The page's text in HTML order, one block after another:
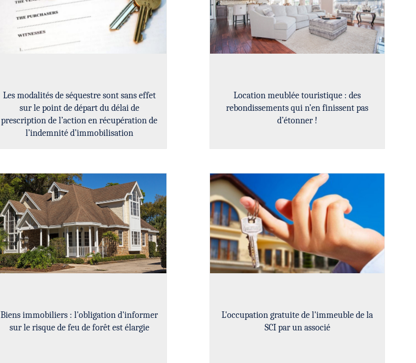
Les modalités de séquestre sont sans effet
sur le point de départ du délai de
prescription de l’action en récupération de
l’indemnité d’immobilisation
Location meublée touristique : des
rebondissements qui n’en finissent pas
d’étonner !
Biens immobiliers : l'obligation d'informer
sur le risque de feu de forêt est élargie
L'occupation gratuite de l'immeuble de la
SCI par un associé